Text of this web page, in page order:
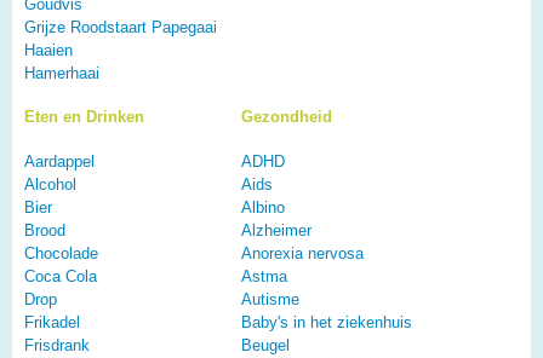
Goudvis
Grijze Roodstaart Papegaai
Haaien
Hamerhaai
Eten en Drinken
Aardappel
Alcohol
Bier
Brood
Chocolade
Coca Cola
Drop
Frikadel
Frisdrank
Gezondheid
ADHD
Aids
Albino
Alzheimer
Anorexia nervosa
Astma
Autisme
Baby's in het ziekenhuis
Beugel